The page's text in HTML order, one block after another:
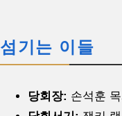
섬기는 이들
당회장: 손석훈